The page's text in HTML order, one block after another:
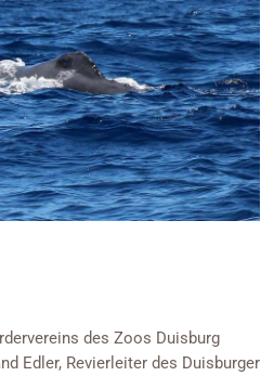
des Zoos Duisburg
Edler, Revierleiter des Duisburger